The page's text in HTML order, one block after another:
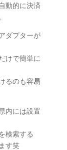
動的に決済
ダプターが
けで簡単に
るのも容易
内には設置
検索する
す笑